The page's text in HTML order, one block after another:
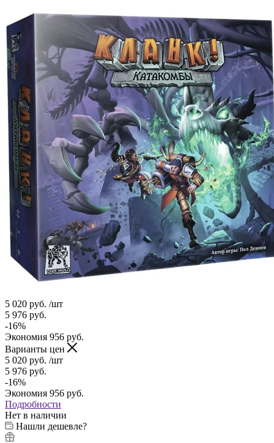
5 020 руб. /шт
5 976 руб.
-16%
Экономия 956 руб.
Варианты цен
5 020 руб. /шт
5 976 руб.
-16%
Экономия 956 руб.
Подробности
Нет в наличии
Нашли дешевле?